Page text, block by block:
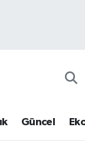
Güncel